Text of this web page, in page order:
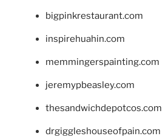
bigpinkrestaurant.com
inspirehuahin.com
memmingerspainting.com
jeremypbeasley.com
thesandwichdepotcos.com
drgiggleshouseofpain.com